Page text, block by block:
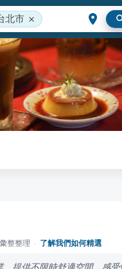
北市
整整理 · 了解我們如何精選
提供不限時舒適空間，感受